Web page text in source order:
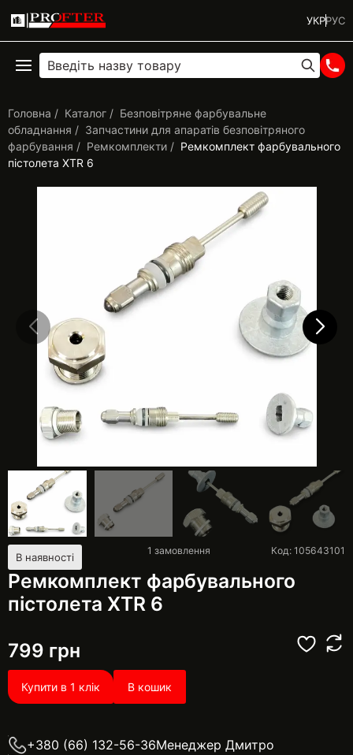
УКРРУС
Головна Каталог
Безповітряне фарбувальне
обладнання
Запчастини для апаратів безповітряного
фарбування
Ремкомплекти
Ремкомплект фарбувального
пістолета XTR 6
В наявності
Ремкомплект фарбувального
пістолета XTR 6
Код: 105643101
1 замовлення
799 грн
Купити в 1 клік В кошик
+380 (66) 132-56-36Менеджер Дмитро